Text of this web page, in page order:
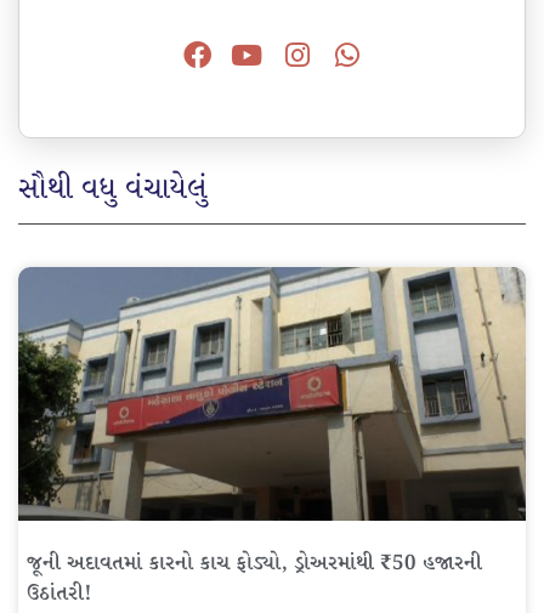
સૌથી વધુ વંચાયેલું
જૂની અદાવતમાં કારનો કાચ ફોડ્યો, ડ્રોઅરમાંથી ₹50 હજારની
ઉઠાંતરી!